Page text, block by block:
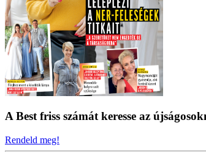
A Best friss számát keresse az
Rendeld meg!